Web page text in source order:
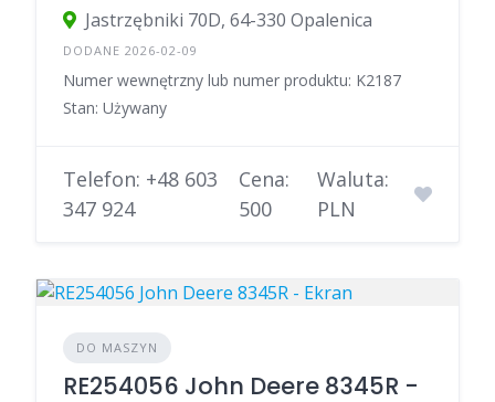
Jastrzębniki 70D, 64-330 Opalenica
DODANE 2026-02-09
Numer wewnętrzny lub numer produktu: K2187
Stan: Używany
Telefon: +48 603
347 924
Cena:
500
Waluta:
PLN
DO MASZYN
RE254056 John Deere 8345R -